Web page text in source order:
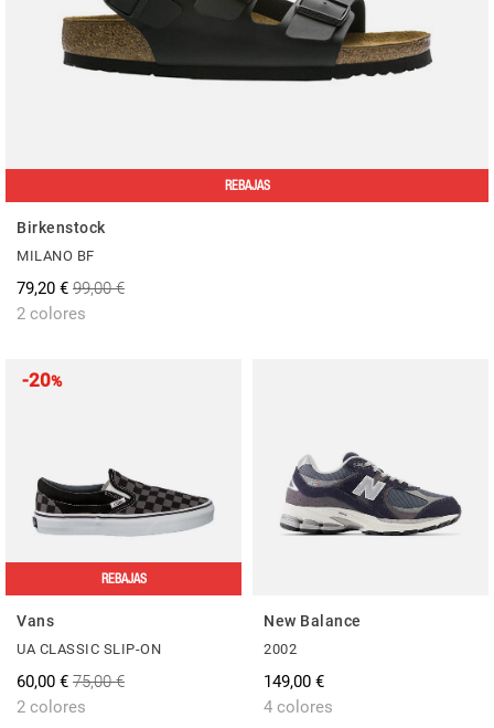
REBAJAS
Birkenstock
MILANO BF
79,20 € 99,00 €
2 colores
-20%
REBAJAS
Vans
UA CLASSIC SLIP-ON
60,00 € 75,00 €
2 colores
New Balance
2002
149,00 €
4 colores